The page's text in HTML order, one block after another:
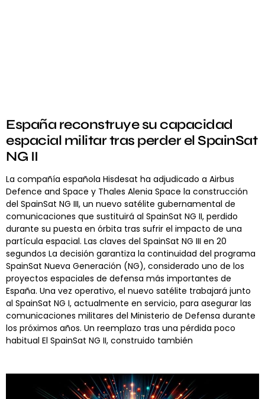
España reconstruye su capacidad
espacial militar tras perder el SpainSat
NG II
La compañía española Hisdesat ha adjudicado a Airbus
Defence and Space y Thales Alenia Space la construcción
del SpainSat NG III, un nuevo satélite gubernamental de
comunicaciones que sustituirá al SpainSat NG II, perdido
durante su puesta en órbita tras sufrir el impacto de una
partícula espacial. Las claves del SpainSat NG III en 20
segundos La decisión garantiza la continuidad del programa
SpainSat Nueva Generación (NG), considerado uno de los
proyectos espaciales de defensa más importantes de
España. Una vez operativo, el nuevo satélite trabajará junto
al SpainSat NG I, actualmente en servicio, para asegurar las
comunicaciones militares del Ministerio de Defensa durante
los próximos años. Un reemplazo tras una pérdida poco
habitual El SpainSat NG II, construido también